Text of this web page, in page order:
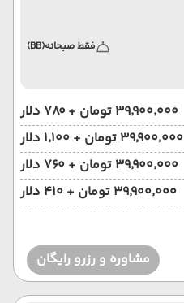
فقط صبحانه(BB)
۳۹٬۹۰۰٬۰۰۰ تومان + ۷۸۰ دلار
۳۹٬۹۰۰٬۰۰۰ تومان + ۱٬۱۰۰ دلار
۳۹٬۹۰۰٬۰۰۰ تومان + ۷۶۰ دلار
۳۹٬۹۰۰٬۰۰۰ تومان + ۴۱۰ دلار
مشاوره و رزرو رایگان